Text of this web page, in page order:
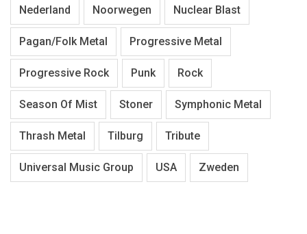
Nederland Noorwegen Nuclear Blast
Pagan/Folk Metal Progressive Metal
Progressive Rock Punk Rock
Season Of Mist Stoner Symphonic Metal
Thrash Metal Tilburg Tribute
Universal Music Group USA Zweden